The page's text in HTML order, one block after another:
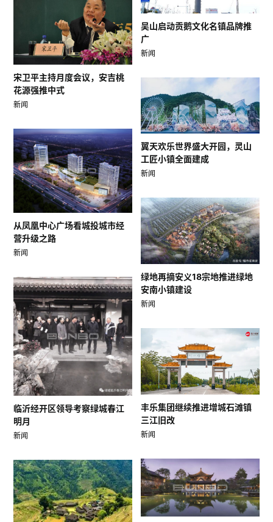
吴山启动贡鹅文化名镇品牌推
广
新闻
宋卫平主持月度会议，安吉桃
花源强推中式
新闻
翼天欢乐世界盛大开园，灵山
工匠小镇全面建成
新闻
从凤凰中心广场看城投城市经
营升级之路
新闻
绿地再摘安义18宗地推进绿地
安南小镇建设
新闻
临沂经开区领导考察绿城春江
明月
新闻
丰乐集团继续推进增城石滩镇
三江旧改
新闻